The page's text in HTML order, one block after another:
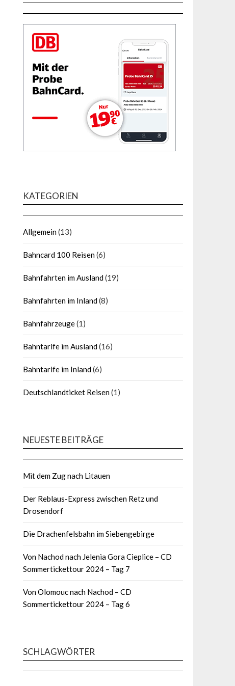
KATEGORIEN
Allgemein(13)
Bahncard 100 Reisen(6)
Bahnfahrten im Ausland(19)
Bahnfahrten im Inland(8)
Bahnfahrzeuge(1)
Bahntarife im Ausland(16)
Bahntarife im Inland(6)
Deutschlandticket Reisen(1)
NEUESTE BEITRÄGE
Mit dem Zug nach Litauen
Der Reblaus-Express zwischen Retz und
Drosendorf
Die Drachenfelsbahn im Siebengebirge
Von Nachod nach Jelenia Gora Cieplice – CD
Sommertickettour 2024 – Tag 7
Von Olomouc nach Nachod – CD
Sommertickettour 2024 – Tag 6
SCHLAGWÖRTER